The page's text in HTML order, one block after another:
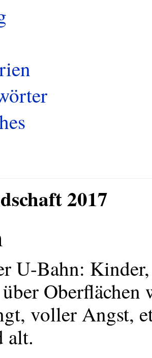
2017
U-Bahn:
über
voller Angst,
alt.